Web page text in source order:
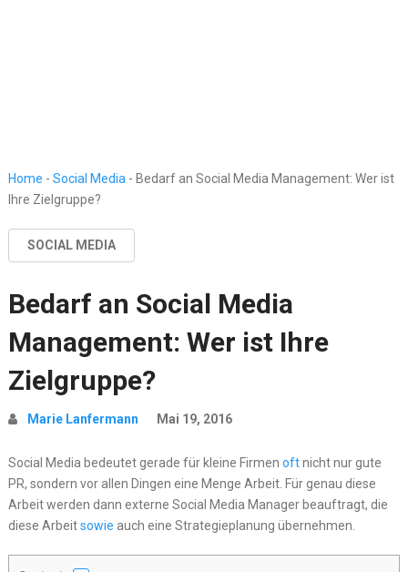
Home - Social Media - Bedarf an Social Media Management: Wer ist
Ihre Zielgruppe?
SOCIAL MEDIA
Bedarf an Social Media
Management: Wer ist Ihre
Zielgruppe?
Marie Lanfermann Mai 19, 2016
Social Media bedeutet gerade für kleine Firmen oftnicht nur gute
PR, sondern vor allen Dingen eine Menge Arbeit. Für genau diese
Arbeit werden dann externe Social Media Manager beauftragt, die
diese Arbeitsowie auch eine Strategieplanung übernehmen.